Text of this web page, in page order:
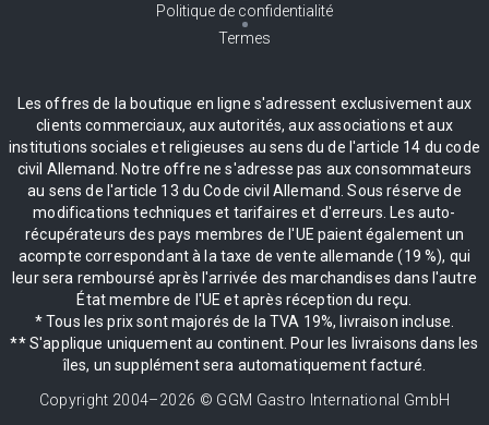
Politique de confidentialité
Termes
Les offres de la boutique en ligne s'adressent exclusivement aux
clients commerciaux, aux autorités, aux associations et aux
institutions sociales et religieuses au sens du de l'article 14 du code
civil Allemand. Notre offre ne s'adresse pas aux consommateurs
au sens de l'article 13 du Code civil Allemand. Sous réserve de
modifications techniques et tarifaires et d'erreurs. Les auto-
récupérateurs des pays membres de l'UE paient également un
acompte correspondant à la taxe de vente allemande (19 %), qui
leur sera remboursé après l'arrivée des marchandises dans l'autre
État membre de l'UE et après réception du reçu.
* Tous les prix sont majorés de la TVA 19%, livraison incluse.
** S'applique uniquement au continent. Pour les livraisons dans les
îles, un supplément sera automatiquement facturé.
Copyright 2004–2026 © GGM Gastro International GmbH